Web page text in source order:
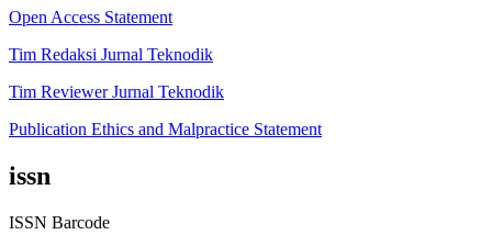
Open Access Statement
Tim Redaksi Jurnal Teknodik
Tim Reviewer Jurnal Teknodik
Publication Ethics and Malpractice Statement
issn
ISSN Barcode